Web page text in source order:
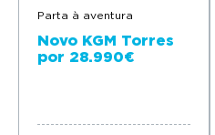
Parta à aventura
Novo KGM Torres
por 28.990€